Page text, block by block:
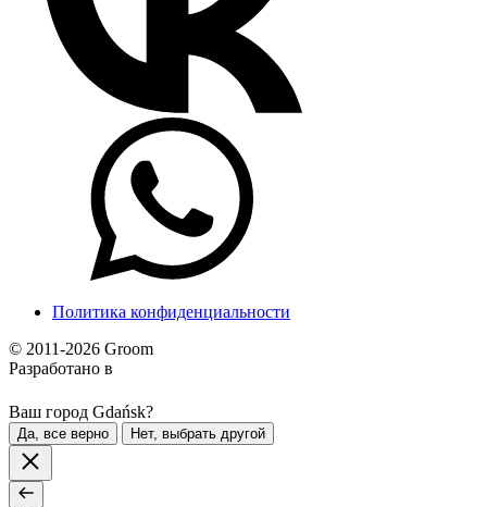
Политика конфиденциальности
© 2011-2026 Groom
Разработано в
Ваш город Gdańsk?
Да, все верно Нет, выбрать другой